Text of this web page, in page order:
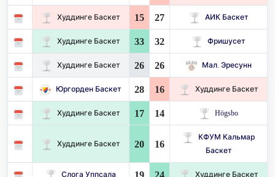
Худдинге Баскет 15 27 АИК Баскет
Худдинге Баскет 33 32 Фришусет
Худдинге Баскет 26 26 Мал. Эресунн
Юргорден Баскет 28 16 Худдинге Баскет
Худдинге Баскет 17 14 Högsbo
Худдинге Баскет 20 16
КФУМ Кальмар
Баскет
Слога Уппсала 19 24 Худдинге Баскет